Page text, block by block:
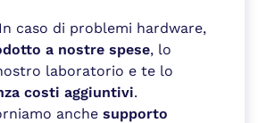
caso di problemi hardware,
a nostre spese, lo
laboratorio e te lo
costi aggiuntivi.
anche supporto